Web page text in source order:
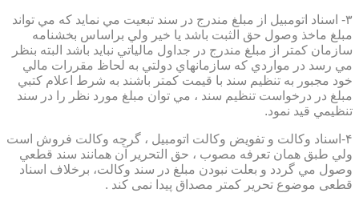
۳- اسناد اتومبيل از مبلغ مندرج در سند تبعيت مي نمايد كه مي تواند
مبلغ ماخذ وصول حق الثبت باشد يا خير ولي براساس بخشنامه
سازمان كمتر از مبلغ مندرج در جداول مالياتي نبايد باشد البته بنظر
مي رسد در مواردي كه سازمانهاي دولتي به لحاظ مقررات مالي
خود مجبور به تنظيم سند با قيمت كمتر باشند به شرط اعلام كتبي
مبلغ در درخواست تنظيم سند ، مي توان مبلغ مورد نظر را در سند
تنظيمي قيد نمود.
۴-اسناد وكالت و تفويض وكالت اتومبيل ، گرچه وكالت فروش است
ولي طبق همان تعرفه مصوب ، حق التحرير آن همانند سند قطعي
وصول مي گردد و بعلت نبودن مبلغ در سند وكالت، برخلاف اسناد
قطعی موضوع تحریر کمتر مصداق پیدا نمی کند .